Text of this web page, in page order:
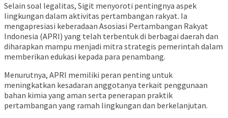
Selain soal legalitas, Sigit menyoroti pentingnya aspek
lingkungan dalam aktivitas pertambangan rakyat. Ia
mengapresiasi keberadaan Asosiasi Pertambangan Rakyat
Indonesia (APRI) yang telah terbentuk di berbagai daerah dan
diharapkan mampu menjadi mitra strategis pemerintah dalam
memberikan edukasi kepada para penambang.
Menurutnya, APRI memiliki peran penting untuk
meningkatkan kesadaran anggotanya terkait penggunaan
bahan kimia yang aman serta penerapan praktik
pertambangan yang ramah lingkungan dan berkelanjutan.